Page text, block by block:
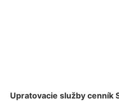
Upratovacie služby cenník